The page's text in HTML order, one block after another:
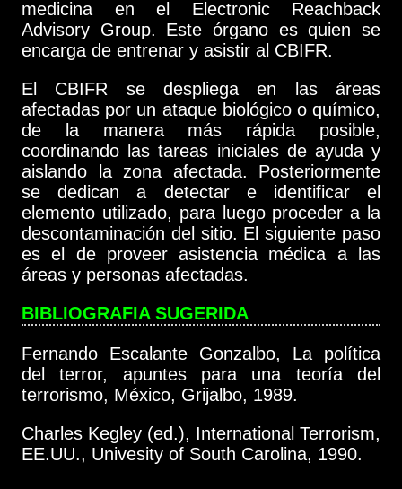
medicina en el Electronic Reachback
Advisory Group. Este órgano es quien se
encarga de entrenar y asistir al CBIFR.
El CBIFR se despliega en las áreas
afectadas por un ataque biológico o químico,
de la manera más rápida posible,
coordinando las tareas iniciales de ayuda y
aislando la zona afectada. Posteriormente
se dedican a detectar e identificar el
elemento utilizado, para luego proceder a la
descontaminación del sitio. El siguiente paso
es el de proveer asistencia médica a las
áreas y personas afectadas.
BIBLIOGRAFIA SUGERIDA
Fernando Escalante Gonzalbo, La política
del terror, apuntes para una teoría del
terrorismo, México, Grijalbo, 1989.
Charles Kegley (ed.), International Terrorism,
EE.UU., Univesity of South Carolina, 1990.